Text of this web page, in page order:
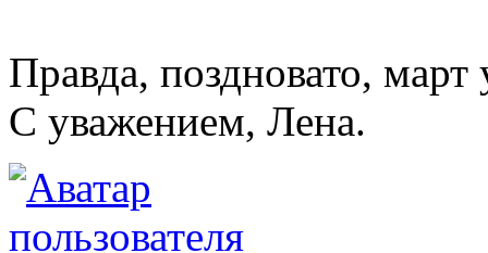
Правда, поздновато, март
С уважением, Лена.